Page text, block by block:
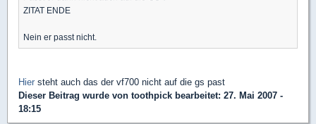
ZITAT ENDE
Nein er passt nicht.
Hier steht auch das der vf700 nicht auf die gs past
Dieser Beitrag wurde von toothpick bearbeitet: 27. Mai 2007 -
18:15